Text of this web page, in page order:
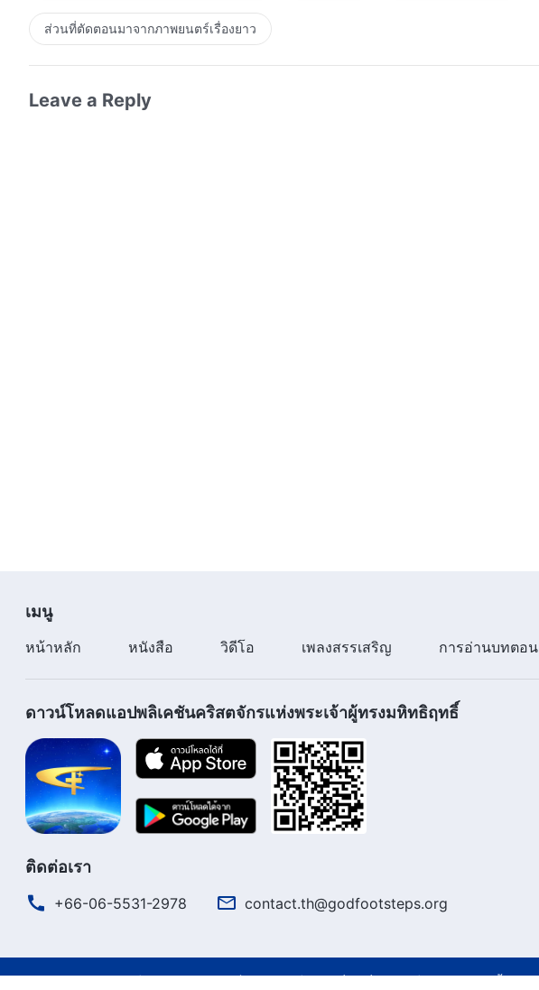
ส่วนที่ตัดตอนมาจากภาพยนตร์เรื่องยาว
Leave a Reply
เมนู
หน้าหลัก หนังสือ วิดีโอ เพลงสรรเสริญ การอ่านบทตอน
ดาวน์โหลดแอปพลิเคชันคริสตจักรแห่งพระเจ้าผู้ทรงมหิทธิฤทธิ์
ติดต่อเรา
+66-06-5531-2978 contact.th@godfootsteps.org